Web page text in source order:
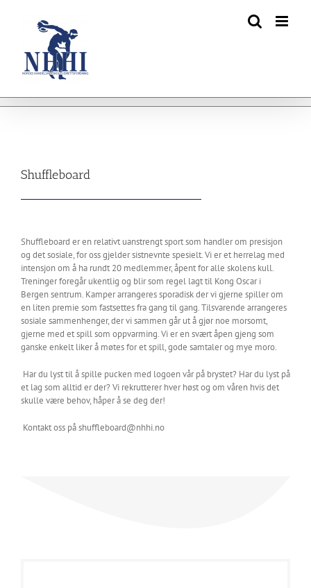
Shuffleboard
Shuffleboard er en relativt uanstrengt sport som handler om presisjon
og det sosiale, for oss gjelder sistnevnte spesielt. Vi er et herrelag med
intensjon om å ha rundt 20 medlemmer, åpent for alle skolens kull.
Treninger foregår ukentlig og blir som regel lagt til Kong Oscar i
Bergen sentrum. Kamper arrangeres sporadisk der vi gjerne spiller om
en liten premie som fastsettes fra gang til gang. Tilsvarende arrangeres
sosiale sammenhenger, der vi sammen går ut å gjør noe morsomt,
gjerne med et spill som oppvarming. Vi er en svært åpen gjeng som
ganske enkelt liker å møtes for et spill, gode samtaler og mye moro.
Har du lyst til å spille pucken med logoen vår på brystet? Har du lyst på
et lag som alltid er der? Vi rekrutterer hver høst og om våren hvis det
skulle være behov, håper å se deg der!
Kontakt oss påshuffleboard@nhhi.no